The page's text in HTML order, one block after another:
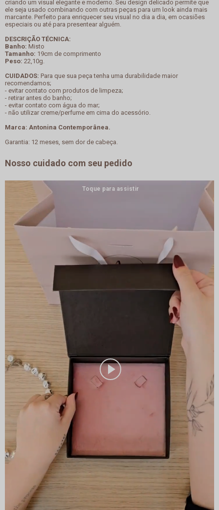
criando um visual elegante e moderno. Seu design delicado permite que
ele seja usado combinando com outras peças para um look ainda mais
marcante. Perfeito para enriquecer seu visual no dia a dia, em ocasiões
especiais ou até para presentear alguém.
DESCRIÇÃO TÉCNICA:
Banho: Misto
Tamanho: 19cm de comprimento
Peso: 22,10g.
CUIDADOS: Para que sua peça tenha uma durabilidade maior
recomendamos;
- evitar contato com produtos de limpeza;
- retirar antes do banho;
- evitar contato com água do mar;
- não utilizar creme/perfume em cima do acessório.
Marca: Antonina Contemporânea.
Garantia: 12 meses, sem dor de cabeça.
Nosso cuidado com seu pedido